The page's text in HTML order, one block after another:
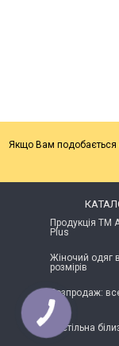
Якщо Вам подобається
Продукція ТМ
Plus
Жіночий одяг
розмірів
Розпродаж:
грн
Постільна